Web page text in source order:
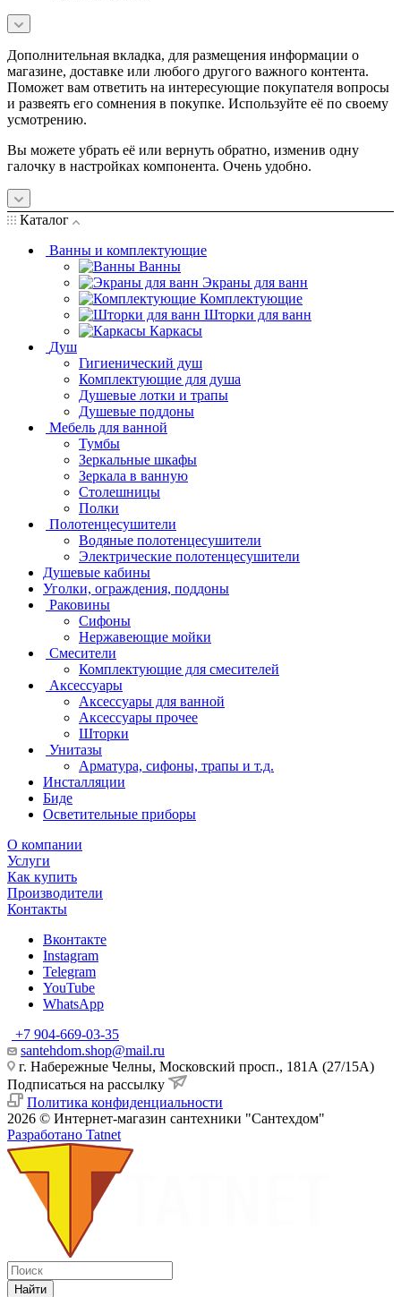
Дополнительная вкладка, для размещения информации о
магазине, доставке или любого другого важного контента.
Поможет вам ответить на интересующие покупателя вопросы
и развеять его сомнения в покупке. Используйте её по своему
усмотрению.
Вы можете убрать её или вернуть обратно, изменив одну
галочку в настройках компонента. Очень удобно.
Каталог
Ванны и комплектующие
Ванны
Экраны для ванн
Комплектующие
Шторки для ванн
Каркасы
Душ
Гигиенический душ
Комплектующие для душа
Душевые лотки и трапы
Душевые поддоны
Мебель для ванной
Тумбы
Зеркальные шкафы
Зеркала в ванную
Столешницы
Полки
Полотенцесушители
Водяные полотенцесушители
Электрические полотенцесушители
Душевые кабины
Уголки, ограждения, поддоны
Раковины
Сифоны
Нержавеющие мойки
Смесители
Комплектующие для смесителей
Аксессуары
Аксессуары для ванной
Аксессуары прочее
Шторки
Унитазы
Арматура, сифоны, трапы и т.д.
Инсталляции
Биде
Осветительные приборы
О компании
Услуги
Как купить
Производители
Контакты
Вконтакте
Instagram
Telegram
YouTube
WhatsApp
+7 904-669-03-35
santehdom.shop@mail.ru
г. Набережные Челны, Московский просп., 181А (27/15А)
Подписаться на рассылку
Политика конфиденциальности
2026 © Интернет-магазин сантехники "Сантехдом"
Разработано Tatnet
Найти